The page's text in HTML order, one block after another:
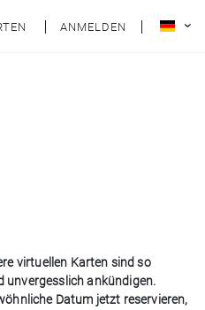
ANMELDEN
virtuellen Karten sind so
unvergesslich ankündigen.
Datum jetzt reservieren,